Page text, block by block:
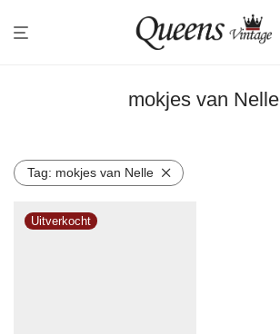
mokjes van Nelle
Tag: mokjes van Nelle